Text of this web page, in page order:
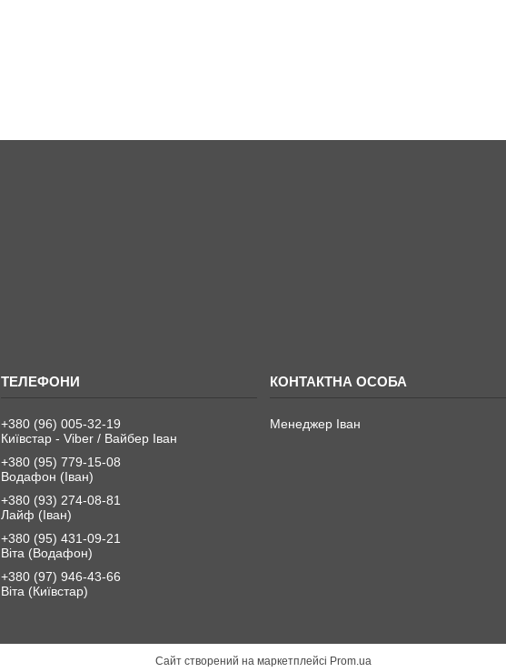
+380 (96) 005-32-19
Київстар - Viber / Вайбер Іван
+380 (95) 779-15-08
Водафон (Іван)
+380 (93) 274-08-81
Лайф (Іван)
+380 (95) 431-09-21
Віта (Водафон)
+380 (97) 946-43-66
Віта (Київстар)
Менеджер Іван
Сайт створений на маркетплейсі Prom.ua